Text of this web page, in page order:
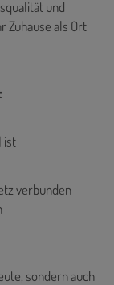
und
Zuhause als Ort
ist
verbunden
sondern auch